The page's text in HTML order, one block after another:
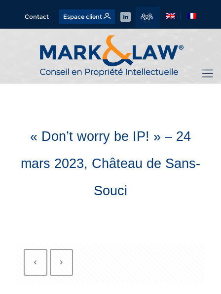
Contact Espace client
« Don’t worry be IP! » – 24
mars 2023, Château de Sans-
Souci